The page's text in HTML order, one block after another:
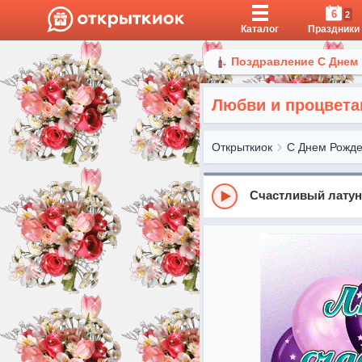
Каталог
6 2
Праздники
Поздравление С
Любви и
Открыткиок С Днем
Счастливый